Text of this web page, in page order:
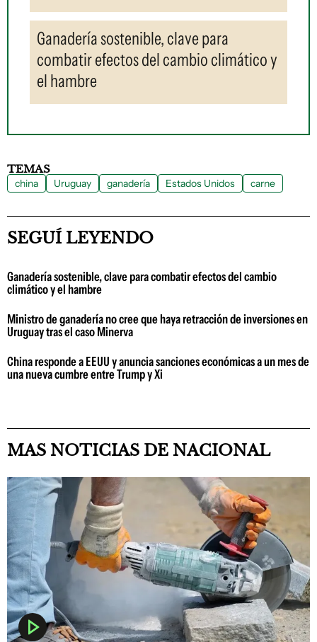
Ganadería sostenible, clave para
combatir efectos del cambio climático y
el hambre
TEMAS
china Uruguay ganadería Estados Unidos carne
SEGUÍ LEYENDO
Ganadería sostenible, clave para combatir efectos del cambio
climático y el hambre
Ministro de ganadería no cree que haya retracción de inversiones en
Uruguay tras el caso Minerva
China responde a EEUU y anuncia sanciones económicas a un mes de
una nueva cumbre entre Trump y Xi
MAS NOTICIAS DE NACIONAL